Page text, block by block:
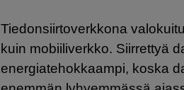
Tiedonsiirtoverkkona
kuin mobiiliverkko. Siirrettyä
energiatehokkaampi, koska